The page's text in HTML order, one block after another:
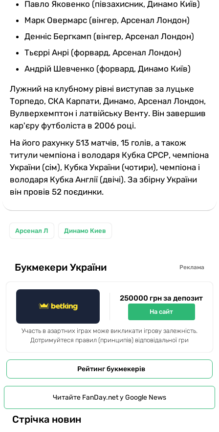
Павло Яковенко (півзахисник, Динамо Київ)
Марк Овермарс (вінгер, Арсенал Лондон)
Денніс Бергкамп (вінгер, Арсенал Лондон)
Тьєррі Анрі (форвард, Арсенал Лондон)
Андрій Шевченко (форвард, Динамо Київ)
Лужний на клубному рівні виступав за луцьке
Торпедо, СКА Карпати, Динамо, Арсенал Лондон,
Вулверхемптон і латвійську Венту. Він завершив
кар'єру футболіста в 2006 році.
На його рахунку 513 матчів, 15 голів, а також
титули чемпіона і володаря Кубка СРСР, чемпіона
України (сім), Кубка України (чотири), чемпіона і
володаря Кубка Англії (двічі). За збірну України
він провів 52 поєдинки.
Арсенал Л Динамо Киев
Букмекери України Реклама
250000 грн за депозит
На сайт
Участь в азартних іграх може викликати ігрову залежність.
Дотримуйтеся правил (принципів) відповідальної гри
Рейтинг букмекерів
Читайте FanDay.net у Google News
Стрічка новин